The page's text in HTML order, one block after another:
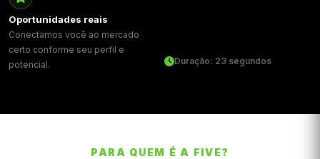
Oportunidades reais
Conectamos você ao mercado
certo conforme seu perfil e
potencial.
Duração: 23 segundos
PARA QUEM É A FIVE?